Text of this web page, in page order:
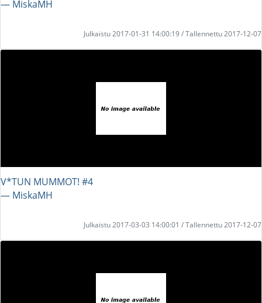
― MiskaMH
Julkaistu 2017-01-31 14:00:19 / Tallennettu 2017-12-07
V*TUN MUMMOT! #4
― MiskaMH
Julkaistu 2017-03-03 14:00:01 / Tallennettu 2017-12-07